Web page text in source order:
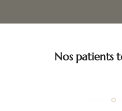
Nos patients